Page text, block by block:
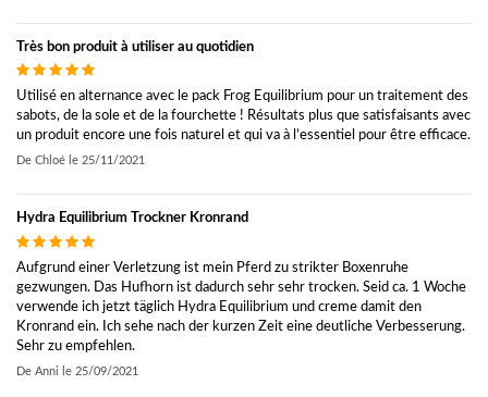
Très bon produit à utiliser au quotidien
Utilisé en alternance avec le pack Frog Equilibrium pour un traitement des
sabots, de la sole et de la fourchette ! Résultats plus que satisfaisants avec
un produit encore une fois naturel et qui va à l’essentiel pour être efficace.
De Chloé le 25/11/2021
Hydra Equilibrium Trockner Kronrand
Aufgrund einer Verletzung ist mein Pferd zu strikter Boxenruhe
gezwungen. Das Hufhorn ist dadurch sehr sehr trocken. Seid ca. 1 Woche
verwende ich jetzt täglich Hydra Equilibrium und creme damit den
Kronrand ein. Ich sehe nach der kurzen Zeit eine deutliche Verbesserung.
Sehr zu empfehlen.
De Anni le 25/09/2021